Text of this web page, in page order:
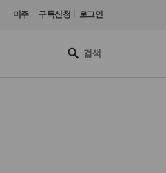
미주 구독신청 로그인